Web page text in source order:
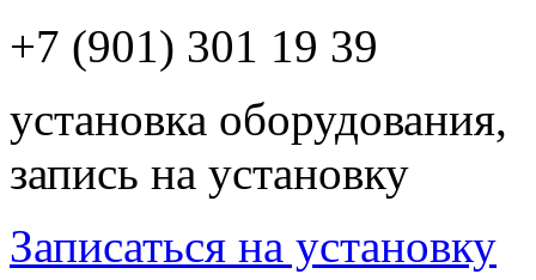
+7 (901) 301 19 39
установка оборудования,
запись на установку
Записаться на установку